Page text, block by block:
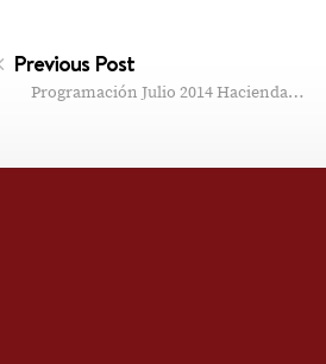
Previous Post
Programación Julio 2014 Hacienda…